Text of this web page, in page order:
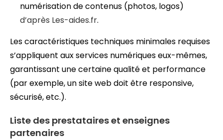
numérisation de contenus (photos, logos)
d’après Les-aides.fr.
Les caractéristiques techniques minimales requises
s’appliquent aux services numériques eux-mêmes,
garantissant une certaine qualité et performance
(par exemple, un site web doit être responsive,
sécurisé, etc.).
Liste des prestataires et enseignes
partenaires